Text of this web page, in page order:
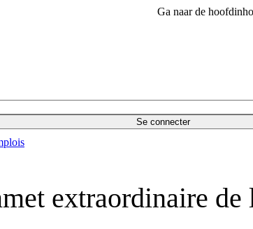
Ga naar de
Se connecter
extraordinaire